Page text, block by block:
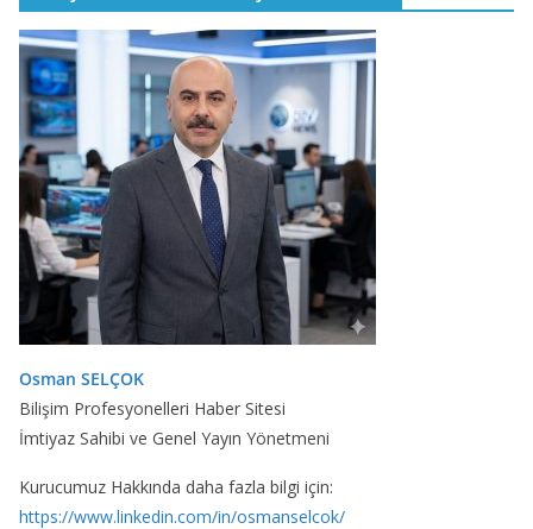
Osman SELÇOK
Bilişim Profesyonelleri Haber Sitesi
İmtiyaz Sahibi ve Genel Yayın Yönetmeni
Kurucumuz Hakkında daha fazla bilgi için:
https://www.linkedin.com/in/osmanselcok/